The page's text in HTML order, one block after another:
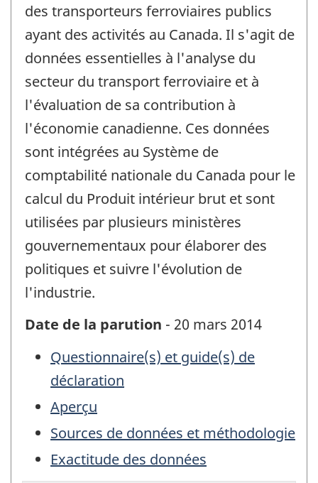
des transporteurs ferroviaires publics
ayant des activités au Canada. Il s'agit de
données essentielles à l'analyse du
secteur du transport ferroviaire et à
l'évaluation de sa contribution à
l'économie canadienne. Ces données
sont intégrées au Système de
comptabilité nationale du Canada pour le
calcul du Produit intérieur brut et sont
utilisées par plusieurs ministères
gouvernementaux pour élaborer des
politiques et suivre l'évolution de
l'industrie.
Date de la parution - 20 mars 2014
Questionnaire(s) et guide(s) de
déclaration
Aperçu
Sources de données et méthodologie
Exactitude des données